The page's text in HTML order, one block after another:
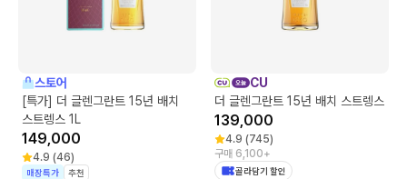
스토어
[특가] 더 글렌그란트 15년 배치
스트렝스 1L
149,000
4.9 (46)
매장특가 추천
CU
더 글렌그란트 15년 배치 스트렝스
139,000
4.9 (745)
구매 6,100+
골라담기 할인